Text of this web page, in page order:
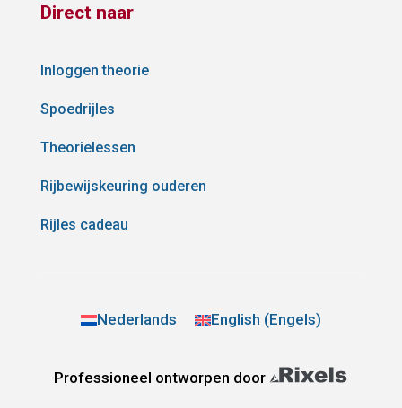
Direct naar
Inloggen theorie
Spoedrijles
Theorielessen
Rijbewijskeuring ouderen
Rijles cadeau
Nederlands English (Engels)
Professioneel ontworpen door